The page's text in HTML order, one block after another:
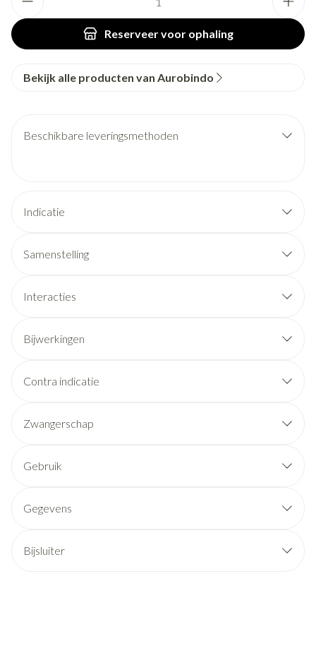
Reserveervoor ophaling
Bekijk alle producten van Aurobindo
Beschikbare leveringsmethoden
Indicatie
Samenstelling
Interacties
Bijwerkingen
Contra indicatie
Zwangerschap
Gebruik
Gegevens
Bijsluiter